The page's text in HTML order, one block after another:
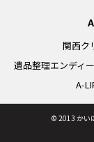
関西ク
遺品整理エンディ
A-
© 2013 かい